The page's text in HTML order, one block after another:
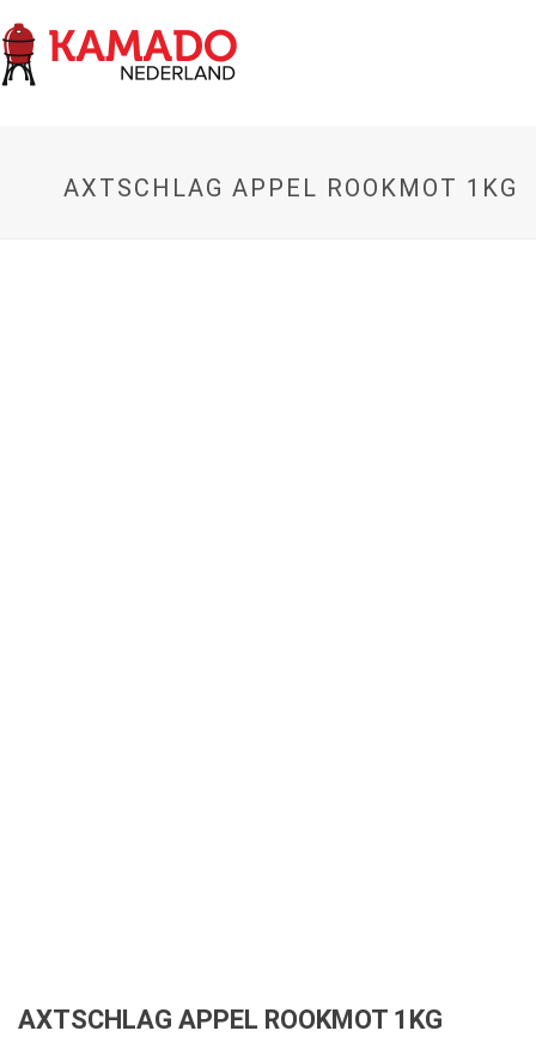
AXTSCHLAG APPEL ROOKMOT 1KG
AXTSCHLAG APPEL ROOKMOT 1KG